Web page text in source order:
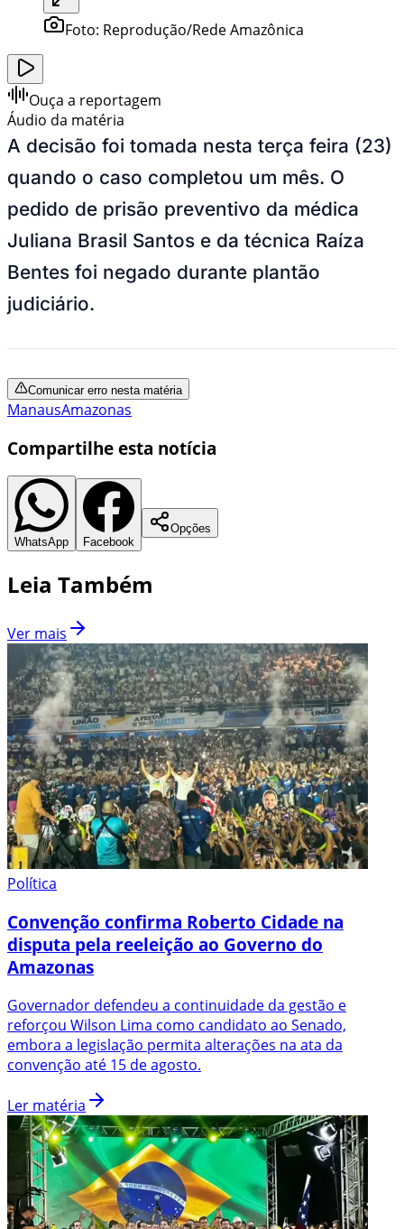
Foto: Reprodução/Rede Amazônica
Ouça a reportagem
Áudio da matéria
A decisão foi tomada nesta terça feira (23)
quando o caso completou um mês. O
pedido de prisão preventivo da médica
Juliana Brasil Santos e da técnica Raíza
Bentes foi negado durante plantão
judiciário.
Comunicar erro nesta matéria
ManausAmazonas
Compartilhe esta notícia
WhatsApp Facebook
Opções
Leia Também
Ver mais
Política
Convenção confirma Roberto Cidade na
disputa pela reeleição ao Governo do
Amazonas
Governador defendeu a continuidade da gestão e
reforçou Wilson Lima como candidato ao Senado,
embora a legislação permita alterações na ata da
convenção até 15 de agosto.
Ler matéria